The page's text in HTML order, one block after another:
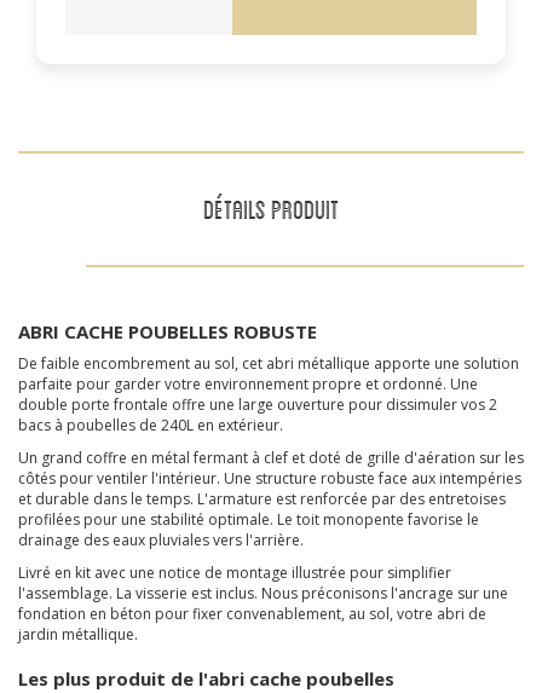
DÉTAILS PRODUIT
ABRI CACHE POUBELLES ROBUSTE
De faible encombrement au sol, cet abri métallique apporte une solution
parfaite pour garder votre environnement propre et ordonné. Une
double porte frontale offre une large ouverture pour dissimuler vos 2
bacs à poubelles de 240L en extérieur.
Un grand coffre en métal fermant à clef et doté de grille d'aération sur les
côtés pour ventiler l'intérieur. Une structure robuste face aux intempéries
et durable dans le temps. L'armature est renforcée par des entretoises
profilées pour une stabilité optimale. Le toit monopente favorise le
drainage des eaux pluviales vers l'arrière.
Livré en kit avec une notice de montage illustrée pour simplifier
l'assemblage. La visserie est inclus. Nous préconisons l'ancrage sur une
fondation en béton pour fixer convenablement, au sol, votre abri de
jardin métallique.
Les plus produit de l'abri cache poubelles